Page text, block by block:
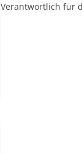
Verantwortlich für